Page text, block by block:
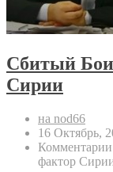
Сбитый
Сирии
на nod66
16 Октябрь,
Комментарии
фактор